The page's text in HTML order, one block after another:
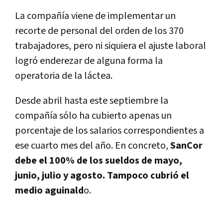
La compañía viene de implementar un
recorte de personal del orden de los 370
trabajadores, pero ni siquiera el ajuste laboral
logró enderezar de alguna forma la
operatoria de la láctea.
Desde abril hasta este septiembre la
compañía sólo ha cubierto apenas un
porcentaje de los salarios correspondientes a
ese cuarto mes del año. En concreto,SanCor
debe el 100% de los sueldos de mayo,
junio, julio y agosto. Tampoco cubrió el
medio aguinaldo.